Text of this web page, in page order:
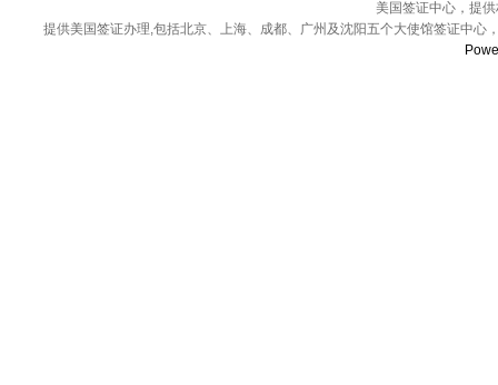
美国签证中心，提
提供美国签证办理,包括北京、上海、成都、广州及沈阳五个大使馆签证中